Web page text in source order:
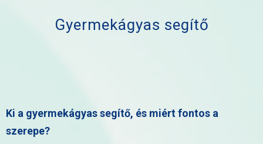
Gyermekágyas segítő
Ki a gyermekágyas segítő, és miért fontos a
szerepe?